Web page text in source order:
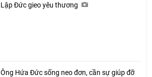
Lập Đức gieo yêu thương
Ông Hứa Đức sống neo đơn, cần sự giúp đỡ